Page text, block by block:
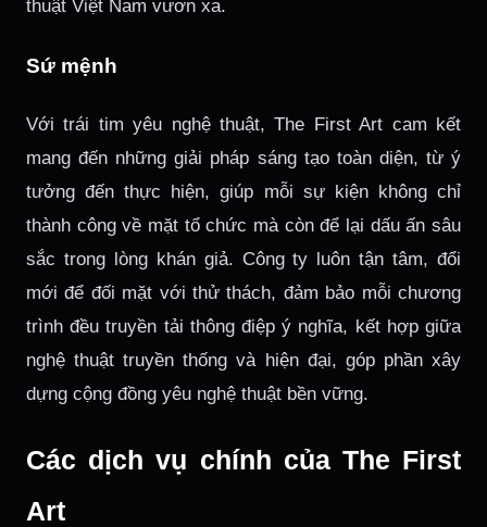
thuật Việt Nam vươn xa.
Sứ mệnh
Với trái tim yêu nghệ thuật, The First Art cam kết
mang đến những giải pháp sáng tạo toàn diện, từ ý
tưởng đến thực hiện, giúp mỗi sự kiện không chỉ
thành công về mặt tổ chức mà còn để lại dấu ấn sâu
sắc trong lòng khán giả. Công ty luôn tận tâm, đổi
mới để đối mặt với thử thách, đảm bảo mỗi chương
trình đều truyền tải thông điệp ý nghĩa, kết hợp giữa
nghệ thuật truyền thống và hiện đại, góp phần xây
dựng cộng đồng yêu nghệ thuật bền vững.
Các dịch vụ chính của The First
Art